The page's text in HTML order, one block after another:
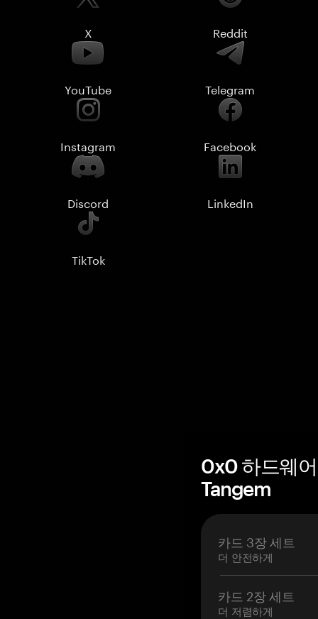
X Reddit
YouTube Telegram
Instagram Facebook
Discord LinkedIn
TikTok
0x0 하드웨
Tangem
카드 3장 세트
더 안전하게
카드 2장 세트
더 저렴하게